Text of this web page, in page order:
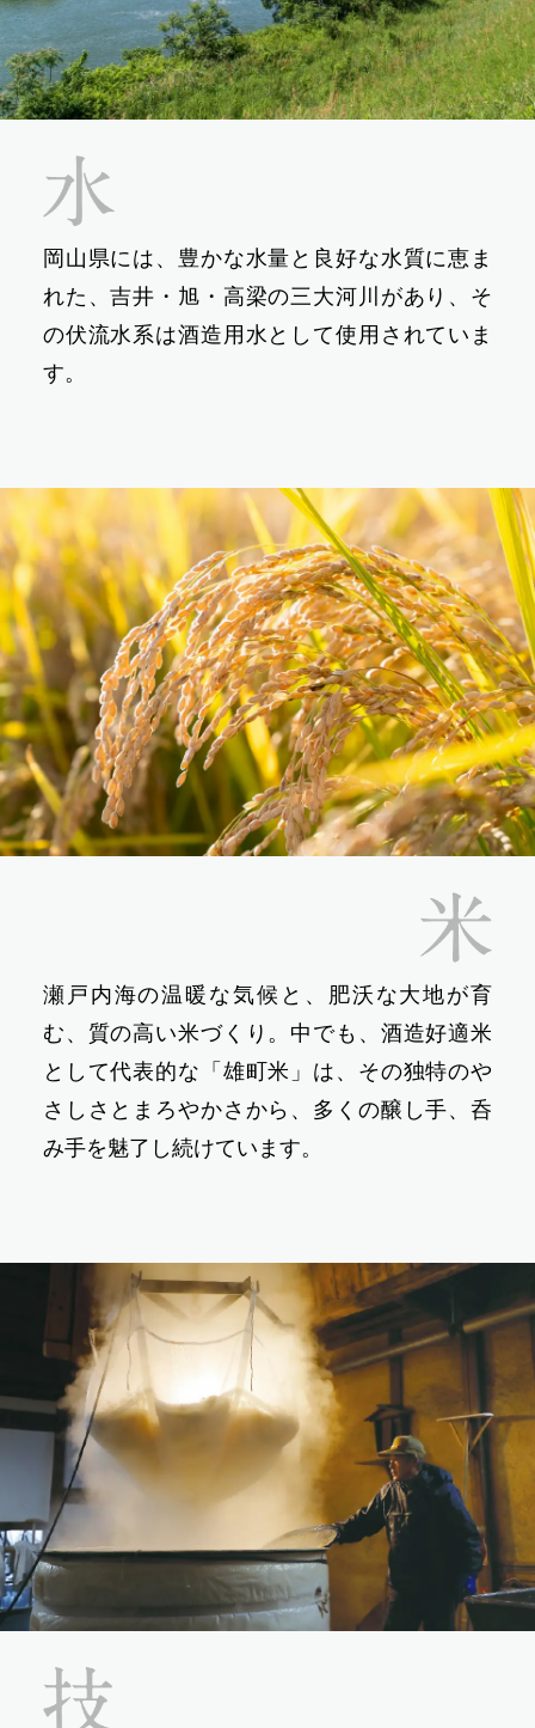
岡山県には、豊かな水量と良好な水質に恵ま
れた、吉井・旭・高梁の三大河川があり、そ
の伏流水系は酒造用水として使用されていま
す。
瀬戸内海の温暖な気候と、肥沃な大地が育
む、質の高い米づくり。中でも、酒造好適米
として代表的な「雄町米」は、その独特のや
さしさとまろやかさから、多くの醸し手、呑
み手を魅了し続けています。